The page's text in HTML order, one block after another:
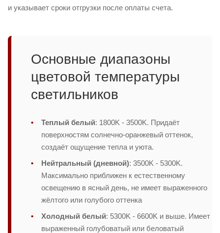
и указывает сроки отгрузки после оплаты счета.
Основные диапазоны
цветовой температуры
светильников
Теплый белый: 1800K - 3500K. Придаёт
поверхностям солнечно-оранжевый оттенок,
создаёт ощущение тепла и уюта.
Нейтральный (дневной): 3500K - 5300K.
Максимально приближен к естественному
освещению в ясный день, не имеет выраженного
жёлтого или голубого оттенка
Холодный белый: 5300K - 6600K и выше. Имеет
выраженный голубоватый или беловатый